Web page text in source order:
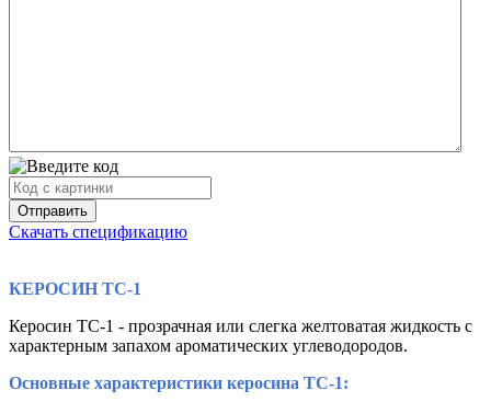
Скачать спецификацию
КЕРОСИН ТС-1
Керосин ТС-1 - прозрачная или слегка желтоватая жидкость с
характерным запахом ароматических углеводородов.
Основные характеристики керосина ТС-1: